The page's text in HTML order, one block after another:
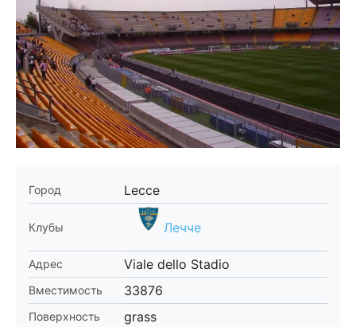
Город Lecce
Клубы Лечче
Адрес Viale dello Stadio
Вместимость 33876
Поверхность grass